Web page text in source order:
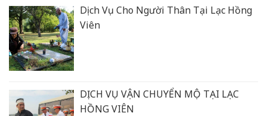
Dịch Vụ Cho Người Thân Tại Lạc Hồng
Viên
DỊCH VỤ VẬN CHUYỂN MỘ TẠI LẠC
HỒNG VIÊN